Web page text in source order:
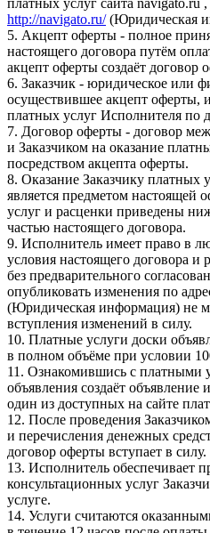
http://navigato.ru/(Юридическая
5. Акцепт оферты - полное
настоящего договора путём
акцепт оферты создаёт договор
6. Заказчик - юридическое или
осуществившее акцепт оферты,
платных услуг Исполнителя по
7. Договор оферты - договор
и Заказчиком на оказание
посредством акцепта оферты.
8. Оказание Заказчику платных
является предметом настоящей
услуг и расценки приведены
частью настоящего договора.
9. Исполнитель имеет право в
условия настоящего договора и
без предварительного
опубликовать изменения по
(Юридическая информация) не
вступления изменений в силу.
10. Платные услуги доски
в полном объёме при условии
11. Ознакомившись с платными
объявления создаёт объявление
один из доступных на сайте
12. После проведения
и перечисления денежных
договор оферты вступает в силу.
13. Исполнитель обеспечивает
консультационных услуг
услуге.
14. Услуги считаются